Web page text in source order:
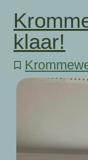
klaar!